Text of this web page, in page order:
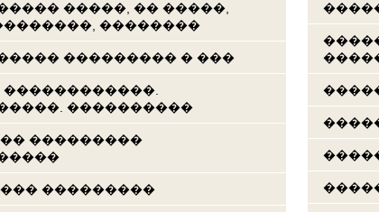
�����, �� �����,
��������
��������� � ���
����������
���������
���������